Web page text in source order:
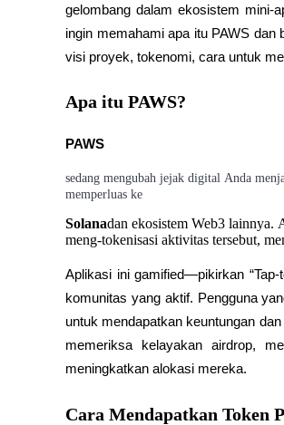
TradFi
Derivatif saham, forex, logam mulia, dan
gelombang dalam ekosistem mini-
ingin memahami apa itu PAWS
visi proyek, tokenomi, cara untuk
Apa itu PAWS?
PAWS
sedang mengubah jejak digital Anda
memperluas ke
Solanadan ekosistem Web3 lainnya.
meng-tokenisasi aktivitas tersebut,
Aplikasi ini gamified—pikirkan
komunitas yang aktif. Pengguna
untuk mendapatkan keuntungan
memeriksa kelayakan airdrop,
meningkatkan alokasi mereka.
Cara Mendapatkan Token